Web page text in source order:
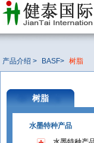
产品介绍 > BASF> 树脂
树脂
水墨特种产品